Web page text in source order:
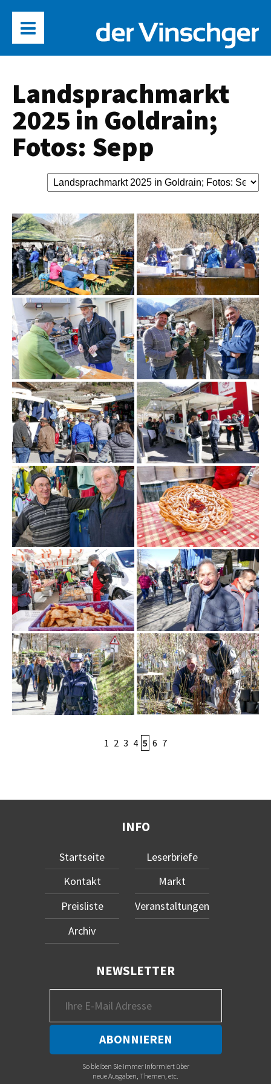
Landsprachmarkt
2025 in Goldrain;
Fotos: Sepp
1 2 3 4 5 6 7
INFO
Startseite
Kontakt
Preisliste
Archiv
Leserbriefe
Markt
Veranstaltungen
NEWSLETTER
So bleiben Sie immer informiert über
neue Ausgaben, Themen, etc.